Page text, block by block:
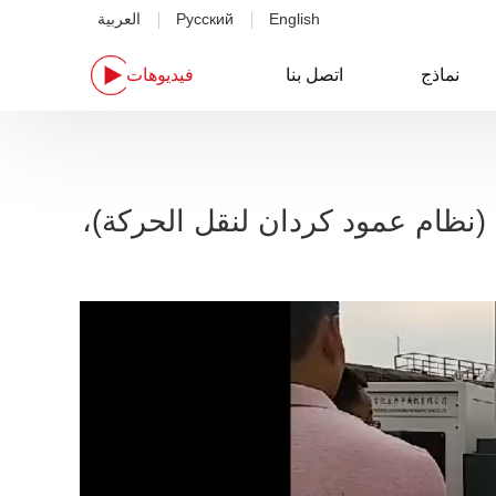
English
Русский العربية
نماذج اتصل بنا فيديوهات
(نظام عمود كردان لنقل الحركة)،